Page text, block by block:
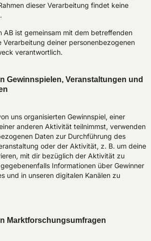
dieser Verarbeitung findet keine
AB ist gemeinsam mit dem betreffenden
Verarbeitung deiner personenbezogenen
verantwortlich.
Gewinnspielen, Veranstaltungen und
uns organisierten Gewinnspiel, einer
anderen Aktivität teilnimmst, verwenden
Daten zur Durchführung des
oder der Aktivität, z. B. um deine
mit dir bezüglich der Aktivität zu
Informationen über Gewinner
und in unseren digitalen Kanälen zu
Marktforschungsumfragen